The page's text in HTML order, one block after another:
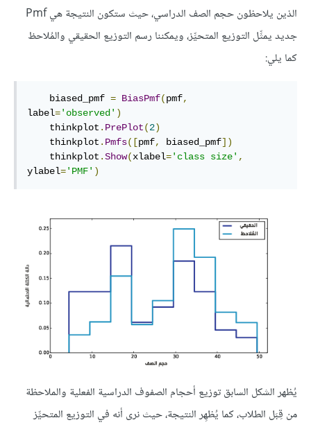
الذين يلاحظون حجم الصف الدراسي، حيث ستكون النتيجة هي Pmf
جديد يمثِّل التوزيع المتحيِّز، ويمكننا رسم التوزيع الحقيقي والمُلاحظ
كما يلي:
    biased_pmf
= BiasPmf(pmf,
label='observed' )
    thinkplot
. PrePlot(2)
    thinkplot
. Pmfs([pmf, biased_pmf])
    thinkplot
.Show(xlabel='class size' ,
ylabel='PMF' )
يُظهر الشكل السابق توزيع أحجام الصفوف الدراسية الفعلية والملاحظة
من قِبَل الطلاب، كما يُظهِر النتيجة، حيث نرى أنه في التوزيع المتحيِّز